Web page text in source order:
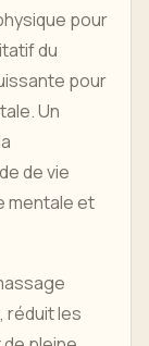
pour
du
pour
Un
de vie
mentale et
réduit les